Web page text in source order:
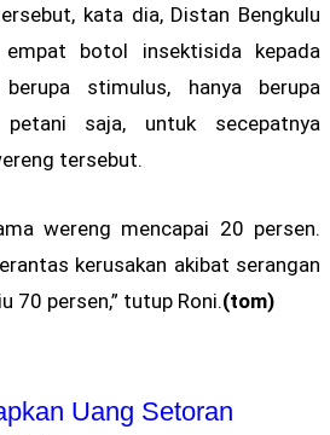
kata dia, Distan Bengkulu
empat botol insektisida kepada
stimulus, hanya berupa
petani saja, untuk secepatnya
tersebut.
wereng mencapai 20 persen.
kerusakan akibat serangan
70 persen,” tutup Roni.(tom)
Uang Setoran